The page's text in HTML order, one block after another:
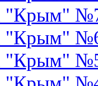
"Крым"
"Крым"
"Крым"